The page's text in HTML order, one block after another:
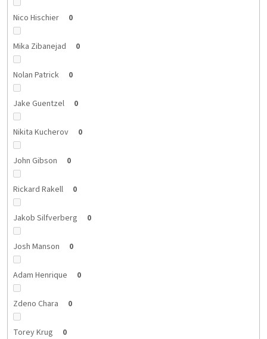
Nico Hischier 0
Mika Zibanejad 0
Nolan Patrick 0
Jake Guentzel 0
Nikita Kucherov 0
John Gibson 0
Rickard Rakell 0
Jakob Silfverberg 0
Josh Manson 0
Adam Henrique 0
Zdeno Chara 0
Torey Krug 0